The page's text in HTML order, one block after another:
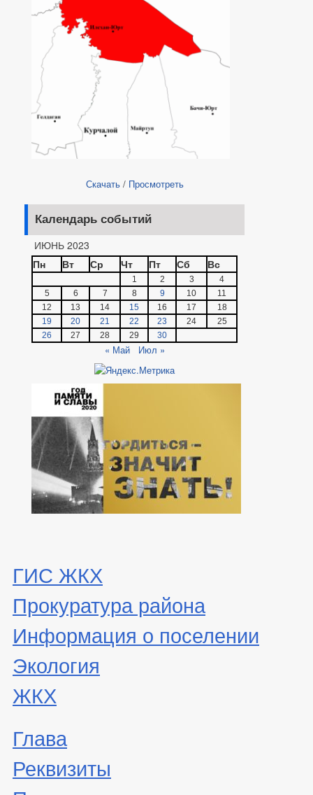
Скачать/ Просмотреть
Календарь событий
ИЮНЬ 2023
Пн
Вт Ср Чт Пт Сб Вс
1 2 3
4
5
6 7 8 9 10
11
12
13 14 15 16 17
18
19
20 21 22 23 24
25
26
27 28 29 30
« Май Июл »
ГИС ЖКХ
Прокуратура района
Информация о поселении
Экология
ЖКХ
Глава
Реквизиты